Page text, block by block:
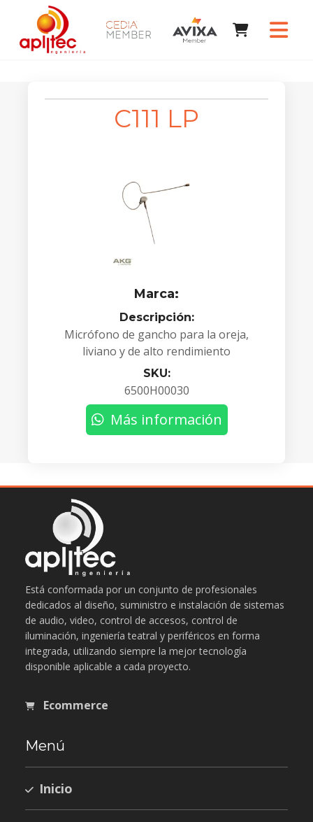
C111 LP
Marca:
Descripción:
Micrófono de gancho para la oreja,
liviano y de alto rendimiento
SKU:
6500H00030
Más información
Está conformada por un conjunto de profesionales
dedicados al diseño, suministro e instalación de sistemas
de audio, video, control de accesos, control de
iluminación, ingeniería teatral y periféricos en forma
integrada, utilizando siempre la mejor tecnología
disponible aplicable a cada proyecto.
Ecommerce
Menú
Inicio